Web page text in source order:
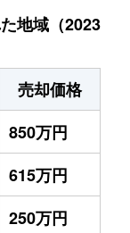
地域（2023
売却価格
850万円
615万円
250万円